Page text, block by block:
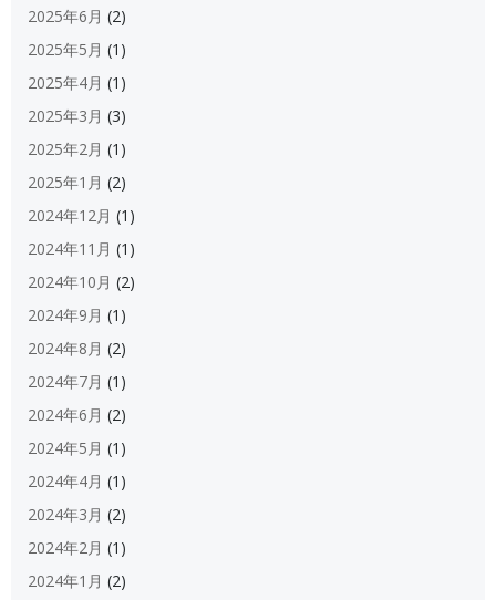
2025年6月 (2)
2025年5月 (1)
2025年4月 (1)
2025年3月 (3)
2025年2月 (1)
2025年1月 (2)
2024年12月 (1)
2024年11月 (1)
2024年10月 (2)
2024年9月 (1)
2024年8月 (2)
2024年7月 (1)
2024年6月 (2)
2024年5月 (1)
2024年4月 (1)
2024年3月 (2)
2024年2月 (1)
2024年1月 (2)